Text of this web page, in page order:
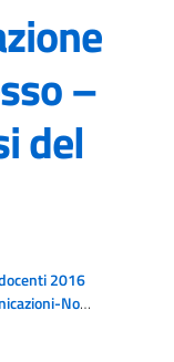
–
del
2016
Notizie